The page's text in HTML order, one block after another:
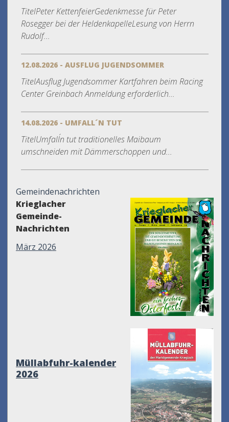
TitelPeter KettenfeierGedenkmesse für Peter
Rosegger bei der HeldenkapelleLesung von Herrn
Rudolf...
12.08.2026 - AUSFLUG JUGENDSOMMER
TitelAusflug Jugendsommer Kartfahren beim Racing
Center Greinbach Anmeldung erforderlich...
14.08.2026 - UMFALL´N TUT
TitelUmfall´n tut traditionelles Maibaum
umschneiden mit Dämmerschoppen und...
Gemeindenachrichten
Krieglacher
Gemeinde-
Nachrichten
März 2026
Müllabfuhr-kalender
2026